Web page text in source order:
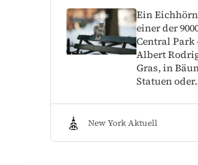
Ein
einer der
Central Park
Albert
Gras, in
Statuen
New York Aktuell